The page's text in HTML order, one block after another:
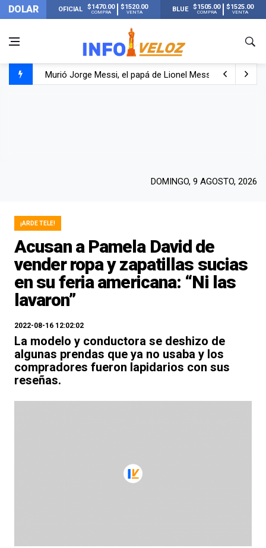
DOLAR OFICIAL $1470.00
COMPRA
$1520.00
VENTA BLUE $1505.00
COMPRA
$1525.00
VENTA
Murió Jorge Messi, el papá de Lionel Messi
DOMINGO, 9 AGOSTO, 2026
¡ARDE TELE!
Acusan a Pamela David de
vender ropa y zapatillas sucias
en su feria americana: “Ni las
lavaron”
2022-08-16 12:02:02
La modelo y conductora se deshizo de
algunas prendas que ya no usaba y los
compradores fueron lapidarios con sus
reseñas.